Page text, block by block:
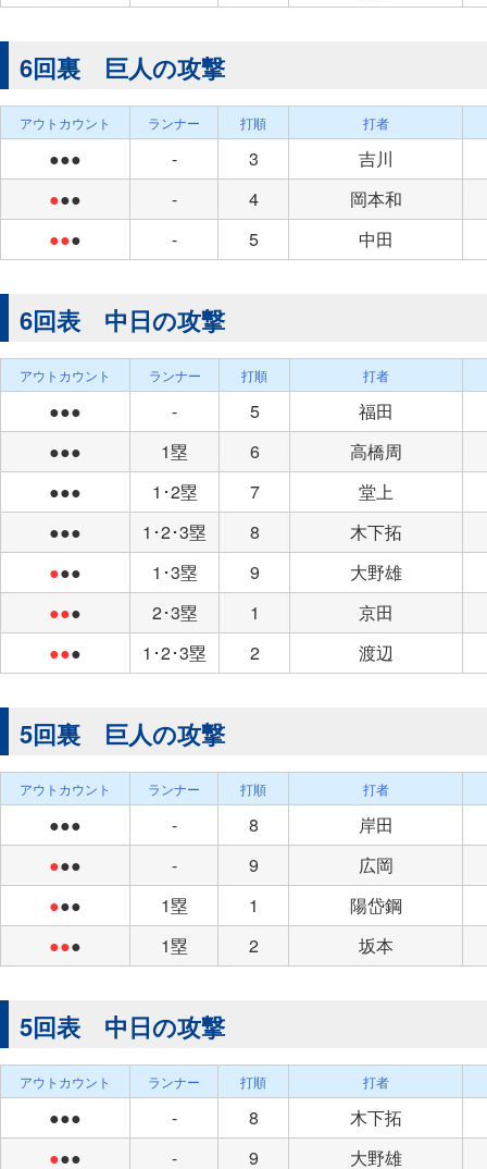
6回裏 巨人の攻撃
アウトカウント ランナー 打順 打者
●●● - 3
吉川
●●● - 4
岡本和
●●● - 5 中田
6回表 中日の攻撃
アウトカウント ランナー 打順 打者
●●● - 5
福田
●●●
1塁 6
高橋周
●●●
1･2塁 7
堂上
●●●
1･2･3塁 8
木下拓
●●● 1･3塁 9
大野雄
●●● 2･3塁 1
京田
●●● 1･2･3塁 2 渡辺
5回裏 巨人の攻撃
アウトカウント ランナー 打順 打者
●●● - 8
岸田
●●● - 9
広岡
●●● 1塁 1
陽岱鋼
●●● 1塁 2 坂本
5回表 中日の攻撃
アウトカウント ランナー 打順 打者
●●● - 8
木下拓
●●● - 9 大野雄